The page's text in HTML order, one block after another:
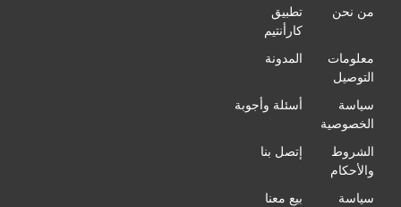
من نحن
تطبيق
كارأنتيم
معلومات
التوصيل
المدونة
سياسة
الخصوصية
أسئلة وأجوبة
الشروط
والأحكام
إتصل بنا
سياسة بيع معنا